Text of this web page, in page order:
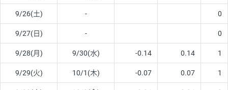
9/26(土) - 0
9/27(日) - 0
9/28(月) 9/30(水) -0.14 0.14 1
9/29(火) 10/1(木) -0.07 0.07 1